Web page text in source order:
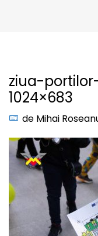
ziua-
1024×683
de Mihai